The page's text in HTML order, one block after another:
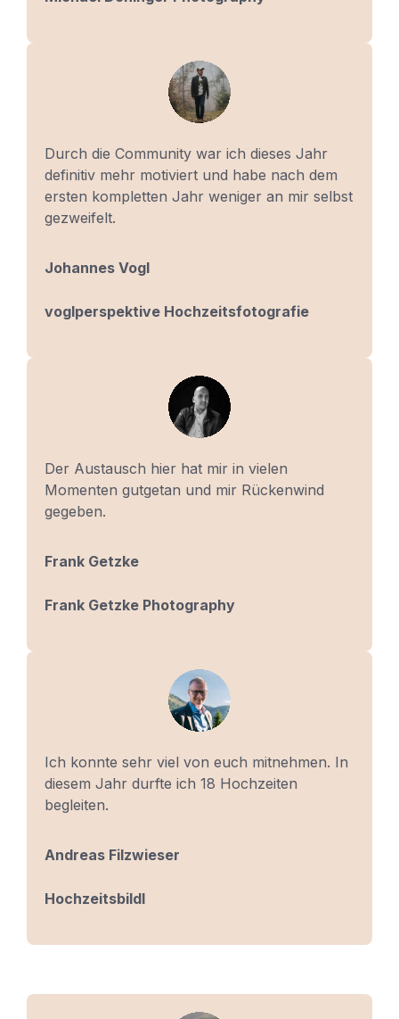
Durch die Community war ich dieses Jahr
definitiv mehr motiviert und habe nach dem
ersten kompletten Jahr weniger an mir selbst
gezweifelt.
Johannes Vogl
voglperspektive Hochzeitsfotografie
Der Austausch hier hat mir in vielen
Momenten gutgetan und mir Rückenwind
gegeben.
Frank Getzke
Frank Getzke Photography
Ich konnte sehr viel von euch mitnehmen. In
diesem Jahr durfte ich 18 Hochzeiten
begleiten.
Andreas Filzwieser
Hochzeitsbildl